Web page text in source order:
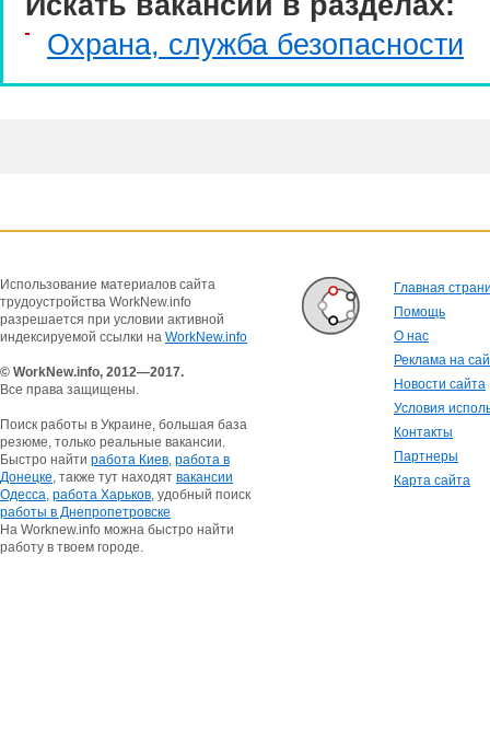
Охрана, служба безопасности
Использование материалов сайта
трудоустройства WorkNew.info
разрешается при условии активной
индексируемой ссылки на WorkNew.info
© WorkNew.info, 2012—2017.
Все права защищены.
Поиск работы в Украине, большая база
резюме, только реальные вакансии.
Быстро найти работа Киев, работа в
Донецке, также тут находят вакансии
Одесса, работа Харьков, удобный поиск
работы в Днепропетровске
На Worknew.info можна быстро найти
работу в твоем городе.
Главная
Помощь
О нас
Реклама на
Новости сайта
Условия
Контакты
Партнеры
Карта сайта